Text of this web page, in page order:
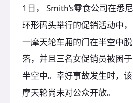
1日， Smith’s零食公司在悉尼
环形码头举行的促销活动中，
一摩天轮车厢的门在半空中脱
落，并且三名女促销员被困于
半空中。幸好事故发生时，该
摩天轮尚未对公众开放。